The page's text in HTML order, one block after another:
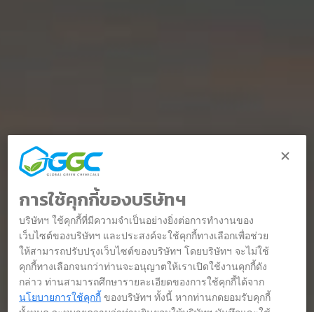
การใช้คุกกี้ของบริษัทฯ
บริษัทฯ ใช้คุกกี้ที่มีความจำเป็นอย่างยิ่งต่อการทำงานของ
เว็บไซต์ของบริษัทฯ และประสงค์จะใช้คุกกี้ทางเลือกเพื่อช่วย
ให้สามารถปรับปรุงเว็บไซต์ของบริษัทฯ โดยบริษัทฯ จะไม่ใช้
คุกกี้ทางเลือกจนกว่าท่านจะอนุญาตให้เราเปิดใช้งานคุกกี้ดัง
กล่าว ท่านสามารถศึกษารายละเอียดของการใช้คุกกี้ได้จาก
นโยบายการใช้คุกกี้ ของบริษัทฯ ทั้งนี้ หากท่านกดยอมรับคุกกี้